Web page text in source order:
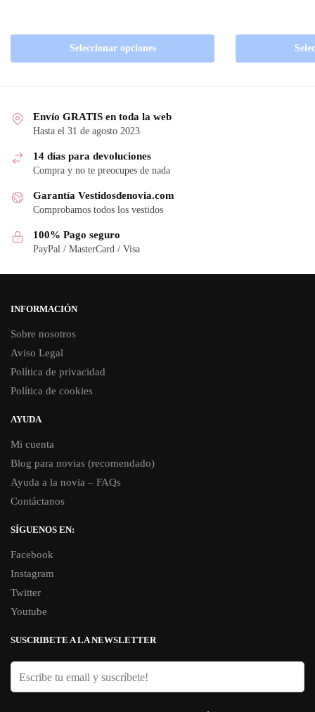
Seleccionar opciones
Envío GRATIS en toda la web
Hasta el 31 de agosto 2023
14 días para devoluciones
Compra y no te preocupes de nada
Garantía Vestidosdenovia.com
Comprobamos todos los vestidos
100% Pago seguro
PayPal / MasterCard / Visa
INFORMACIÓN
Sobre nosotros
Aviso Legal
Política de privacidad
Política de cookies
AYUDA
Mi cuenta
Blog para novias (recomendado)
Ayuda a la novia – FAQs
Contáctanos
SÍGUENOS EN:
Facebook
Instagram
Twitter
Youtube
SUSCRIBETE A LA NEWSLETTER